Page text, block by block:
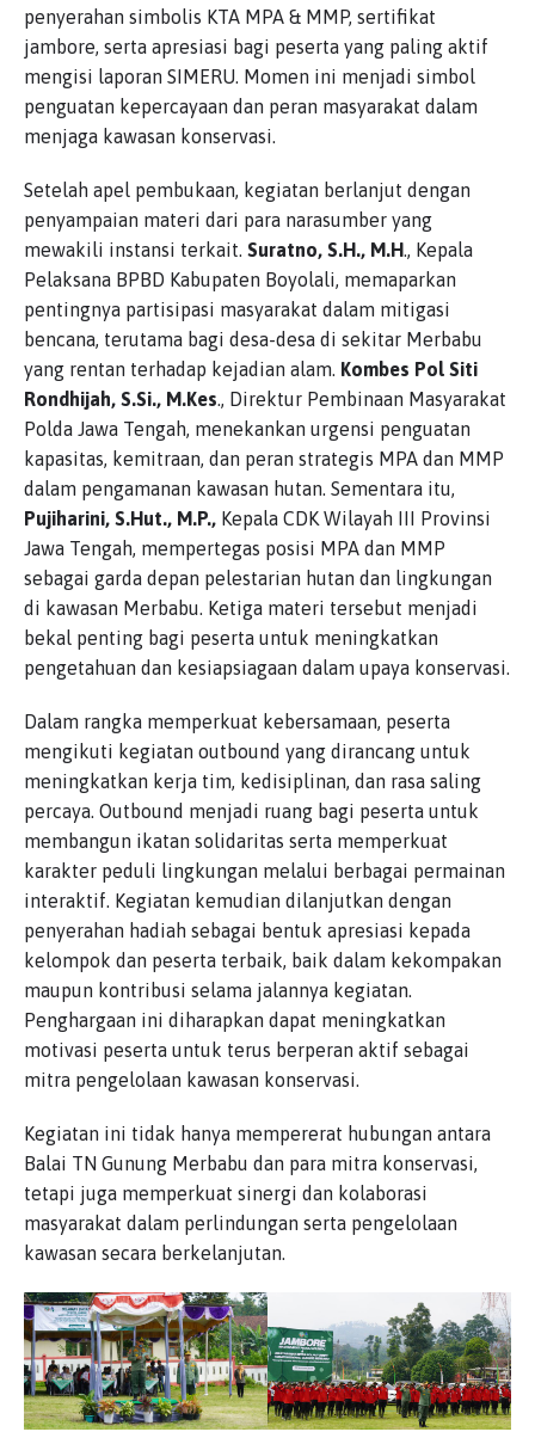
penyerahan simbolis KTA MPA & MMP, sertifikat
jambore, serta apresiasi bagi peserta yang paling aktif
mengisi laporan SIMERU. Momen ini menjadi simbol
penguatan kepercayaan dan peran masyarakat dalam
menjaga kawasan konservasi.
Setelah apel pembukaan, kegiatan berlanjut dengan
penyampaian materi dari para narasumber yang
mewakili instansi terkait. Suratno, S.H., M.H., Kepala
Pelaksana BPBD Kabupaten Boyolali, memaparkan
pentingnya partisipasi masyarakat dalam mitigasi
bencana, terutama bagi desa-desa di sekitar Merbabu
yang rentan terhadap kejadian alam. Kombes Pol Siti
Rondhijah, S.Si., M.Kes., Direktur Pembinaan Masyarakat
Polda Jawa Tengah, menekankan urgensi penguatan
kapasitas, kemitraan, dan peran strategis MPA dan MMP
dalam pengamanan kawasan hutan. Sementara itu,
Pujiharini, S.Hut., M.P., Kepala CDK Wilayah III Provinsi
Jawa Tengah, mempertegas posisi MPA dan MMP
sebagai garda depan pelestarian hutan dan lingkungan
di kawasan Merbabu. Ketiga materi tersebut menjadi
bekal penting bagi peserta untuk meningkatkan
pengetahuan dan kesiapsiagaan dalam upaya konservasi.
Dalam rangka memperkuat kebersamaan, peserta
mengikuti kegiatan outbound yang dirancang untuk
meningkatkan kerja tim, kedisiplinan, dan rasa saling
percaya. Outbound menjadi ruang bagi peserta untuk
membangun ikatan solidaritas serta memperkuat
karakter peduli lingkungan melalui berbagai permainan
interaktif. Kegiatan kemudian dilanjutkan dengan
penyerahan hadiah sebagai bentuk apresiasi kepada
kelompok dan peserta terbaik, baik dalam kekompakan
maupun kontribusi selama jalannya kegiatan.
Penghargaan ini diharapkan dapat meningkatkan
motivasi peserta untuk terus berperan aktif sebagai
mitra pengelolaan kawasan konservasi.
Kegiatan ini tidak hanya mempererat hubungan antara
Balai TN Gunung Merbabu dan para mitra konservasi,
tetapi juga memperkuat sinergi dan kolaborasi
masyarakat dalam perlindungan serta pengelolaan
kawasan secara berkelanjutan.